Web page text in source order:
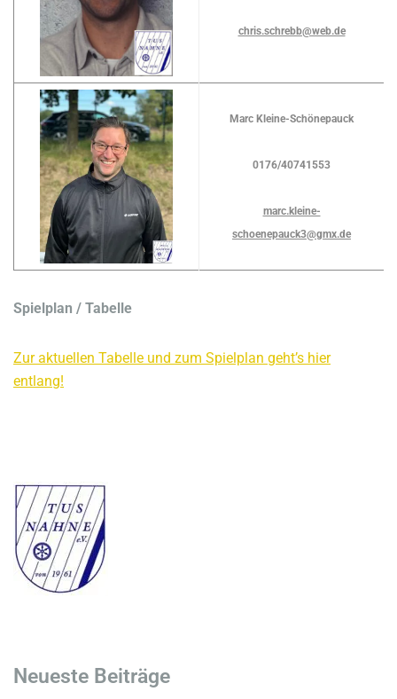
chris.schrebb@web.de
Marc Kleine-Schönepauck
0176/40741553
marc.kleine-
schoenepauck3@gmx.de
Spielplan / Tabelle
Zur aktuellen Tabelle und zum Spielplan geht’s hier
entlang!
Neueste Beiträge